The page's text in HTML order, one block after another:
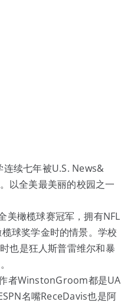
续七年被U.S. News&
以全美最美丽的校园之一
美橄榄球赛冠军，拥有NFL
球奖学金时的情景。学校
也是狂人斯普雷维尔和暴
者WinstonGroom都是UA
名嘴ReceDavis也是阿